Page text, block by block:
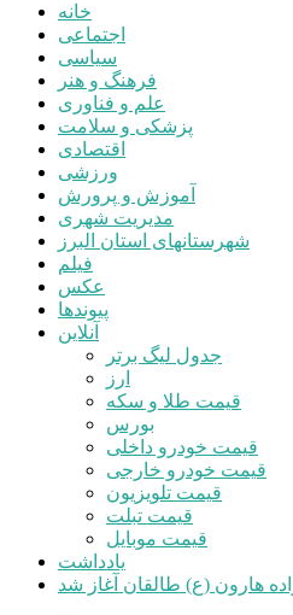
خانه
اجتماعی
سیاسی
فرهنگ و هنر
علم و فناوری
پزشکی و سلامت
اقتصادی
ورزشی
آموزش و پرورش
مدیریت شهری
شهرستانهای استان البرز
فیلم
عکس
پیوندها
آنلاین
جدول لیگ برتر
ارز
قیمت طلا و سکه
بورس
قیمت خودرو داخلی
قیمت خودرو خارجی
قیمت تلویزیون
قیمت تبلت
قیمت موبایل
یادداشت
هارون (ع) طالقان آغاز شد